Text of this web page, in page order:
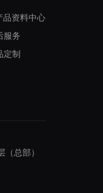
品资料中心
服务
定制
总部）